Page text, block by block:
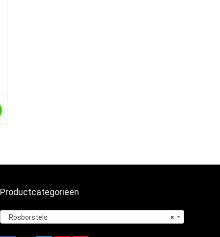
Productcategorieën
×
Rosborstels